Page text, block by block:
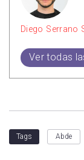
Diego Serrano
Ver todas
Tags Abde